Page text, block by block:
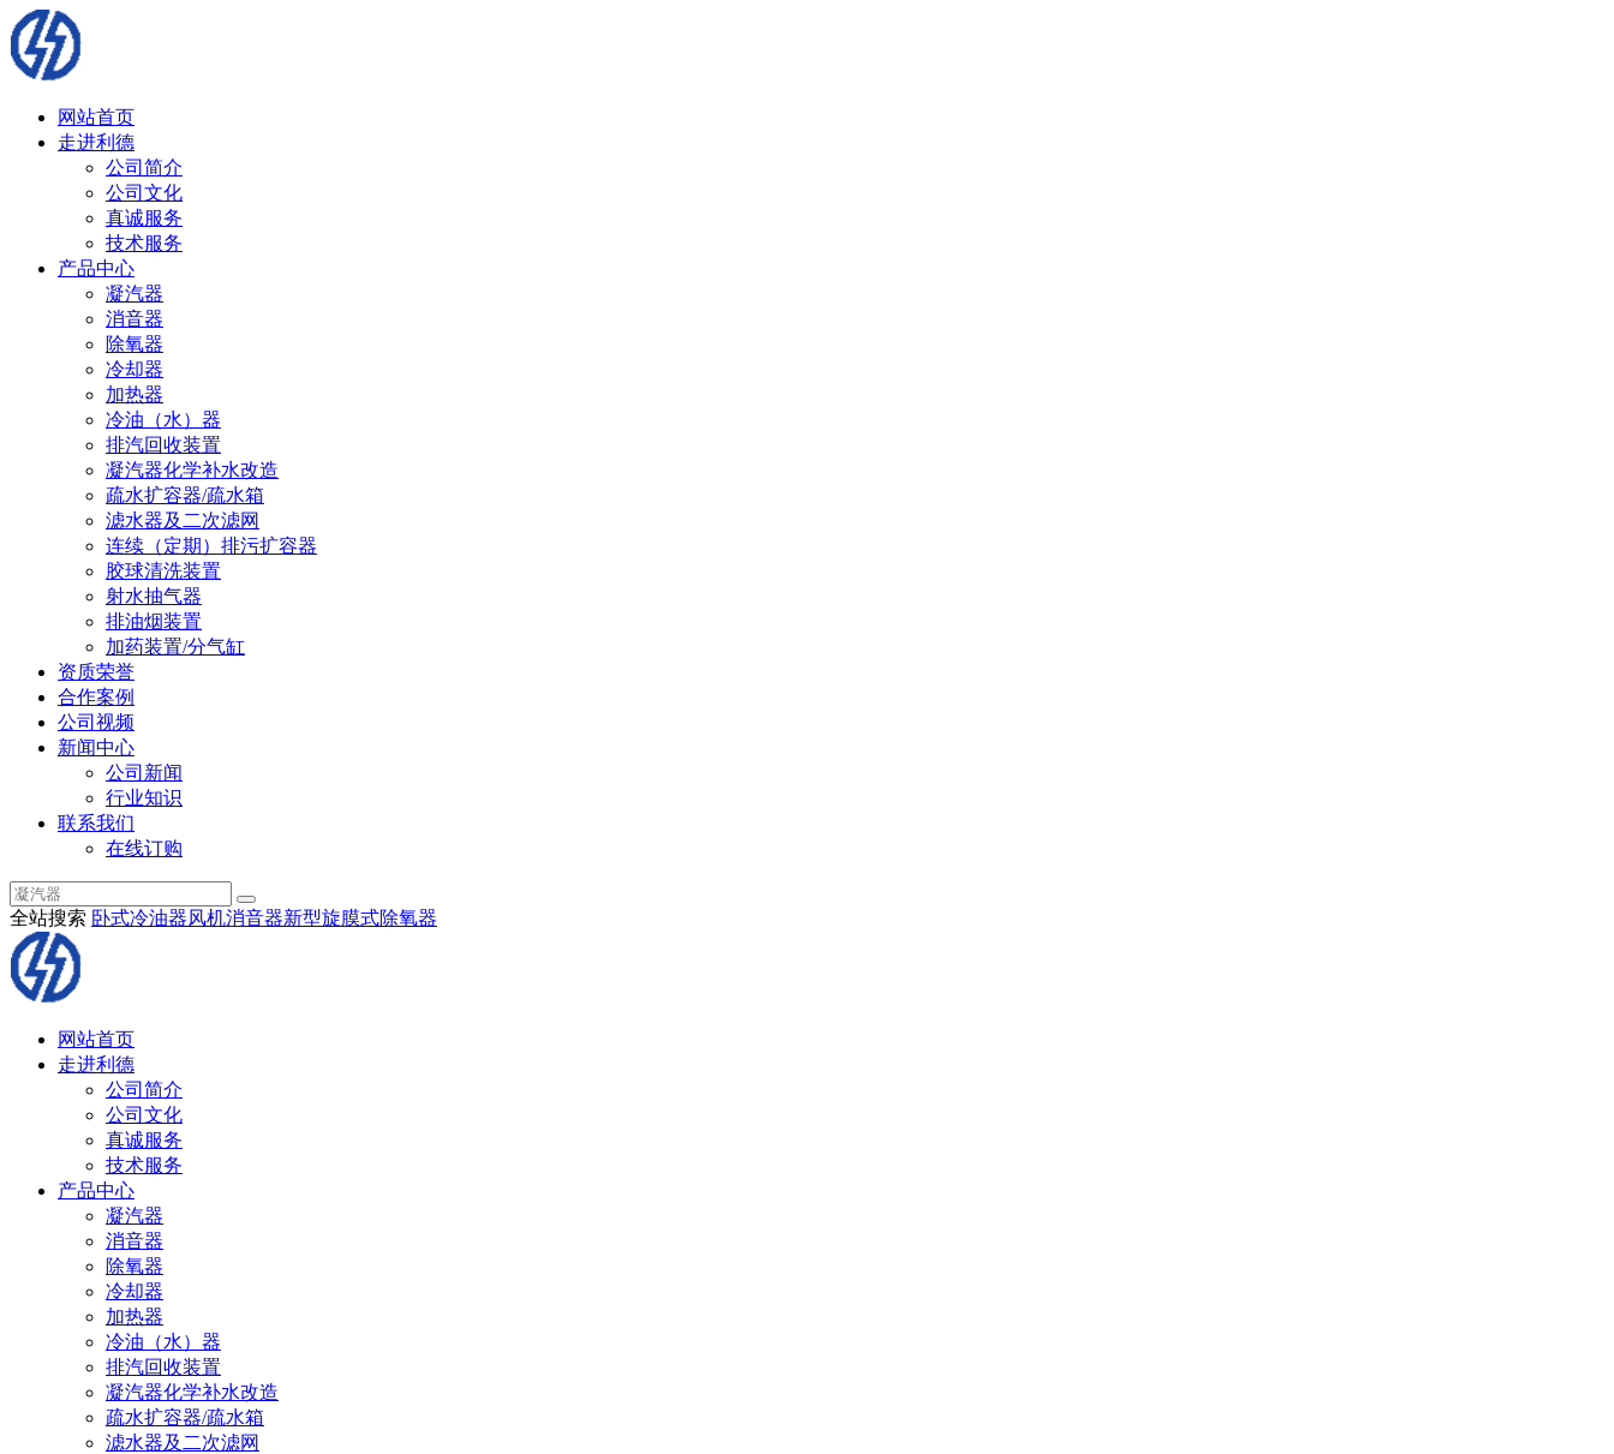
网站首页
走进利德
公司简介
公司文化
真诚服务
技术服务
产品中心
凝汽器
消音器
除氧器
冷却器
加热器
冷油（水）器
排汽回收装置
凝汽器化学补水改造
疏水扩容器/疏水箱
滤水器及二次滤网
连续（定期）排污扩容器
胶球清洗装置
射水抽气器
排油烟装置
加药装置/分气缸
资质荣誉
合作案例
公司视频
新闻中心
公司新闻
行业知识
联系我们
在线订购
全站搜索 卧式冷油器风机消音器新型旋膜式除氧器
网站首页
走进利德
公司简介
公司文化
真诚服务
技术服务
产品中心
凝汽器
消音器
除氧器
冷却器
加热器
冷油（水）器
排汽回收装置
凝汽器化学补水改造
疏水扩容器/疏水箱
滤水器及二次滤网